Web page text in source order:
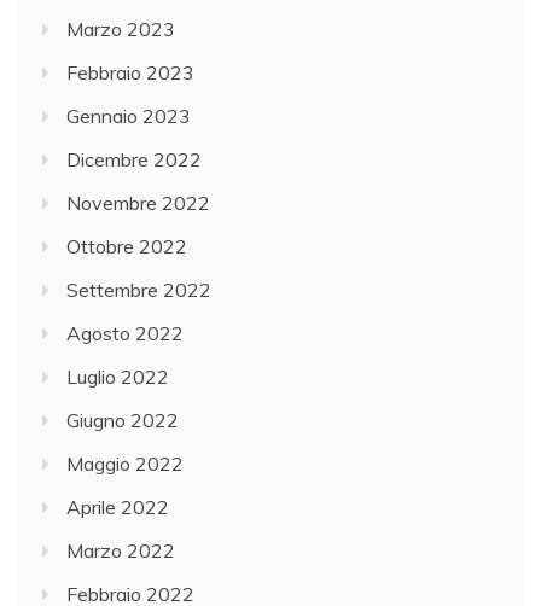
Marzo 2023
Febbraio 2023
Gennaio 2023
Dicembre 2022
Novembre 2022
Ottobre 2022
Settembre 2022
Agosto 2022
Luglio 2022
Giugno 2022
Maggio 2022
Aprile 2022
Marzo 2022
Febbraio 2022